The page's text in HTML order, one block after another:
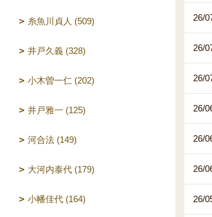
26/
26/
26/
26/
26/
26/
26/
糸魚川貞人 (509)
井戸久義 (328)
小木曽一仁 (202)
井戸雅一 (125)
河合法 (149)
大河内泰代 (179)
小幡佳代 (164)